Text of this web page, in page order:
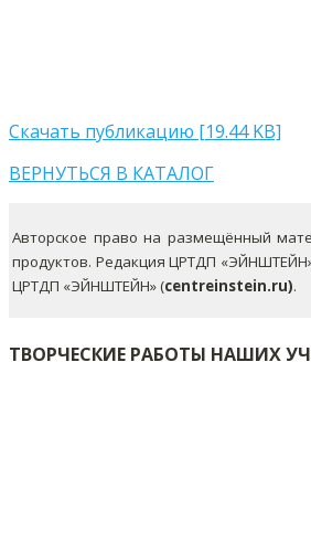
Скачать публикацию [19.44 KB]
ВЕРНУТЬСЯ В КАТАЛОГ
Авторское право на размещённый
продуктов. Редакция ЦРТДП
ЦРТДП «ЭЙНШТЕЙН» (centreinstein.ru).
ТВОРЧЕСКИЕ РАБОТЫ НАШИХ